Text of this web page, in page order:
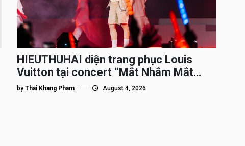
HIEUTHUHAI diện trang phục Louis
Vuitton tại concert “Mắt Nhắm Mắt
Mở”
byThai Khang Pham August 4, 2026